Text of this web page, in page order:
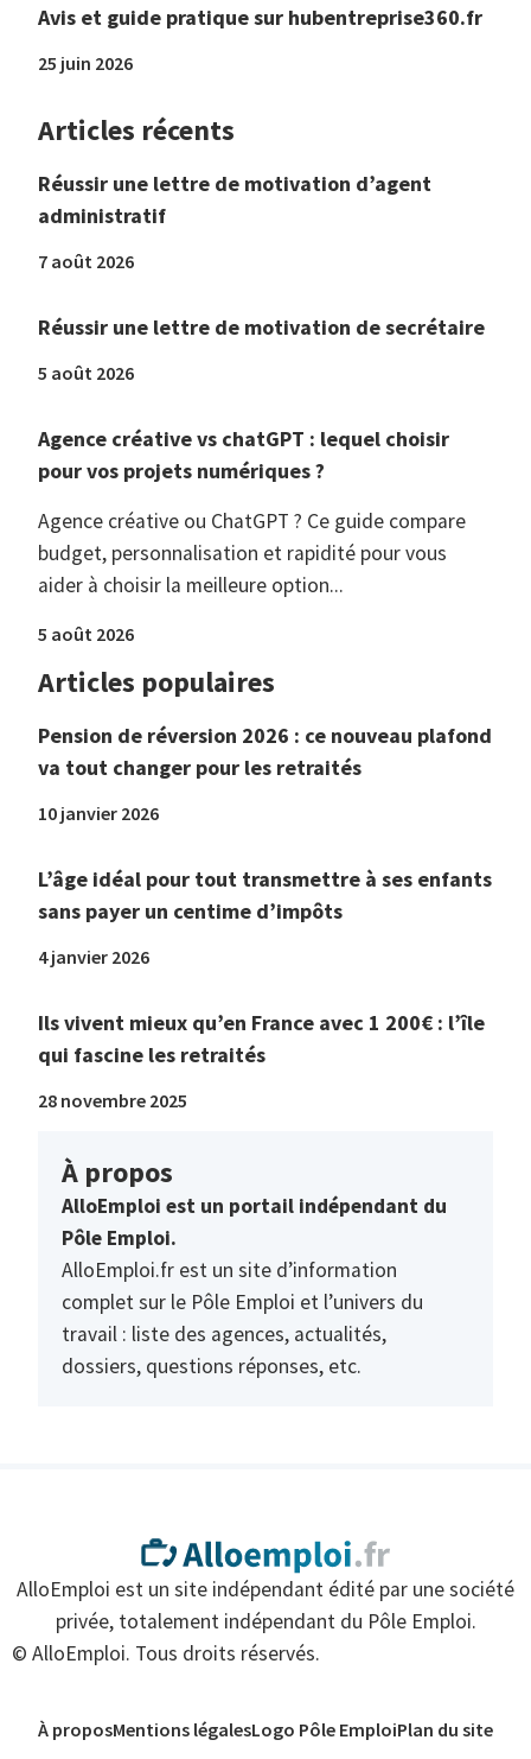
Avis et guide pratique sur hubentreprise360.fr
25 juin 2026
Articles récents
Réussir une lettre de motivation d’agent
administratif
7 août 2026
Réussir une lettre de motivation de secrétaire
5 août 2026
Agence créative vs chatGPT : lequel choisir
pour vos projets numériques ?
Agence créative ou ChatGPT ? Ce guide compare
budget, personnalisation et rapidité pour vous
aider à choisir la meilleure option...
5 août 2026
Articles populaires
Pension de réversion 2026 : ce nouveau plafond
va tout changer pour les retraités
10 janvier 2026
L’âge idéal pour tout transmettre à ses enfants
sans payer un centime d’impôts
4 janvier 2026
Ils vivent mieux qu’en France avec 1 200€ : l’île
qui fascine les retraités
28 novembre 2025
À propos
AlloEmploi est un portail indépendant du
Pôle Emploi.
AlloEmploi.fr est un site d’information
complet sur le Pôle Emploi et l’univers du
travail : liste des agences, actualités,
dossiers, questions réponses, etc.
AlloEmploi est un site indépendant édité par une société
privée, totalement indépendant du Pôle Emploi.
© AlloEmploi. Tous droits réservés.
À proposMentions légalesLogo Pôle EmploiPlan du site